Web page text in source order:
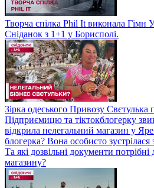
Творча спілка Phil It виконала Гімн
Сніданок з 1+1 у Борисполі.
Зірка одеського Привозу Свєтулька
Підприємицю та тіктокблогерку
відкрила нелегальний магазин у
блогерка? Вона особисто
Та які дозвільні документи
магазину?